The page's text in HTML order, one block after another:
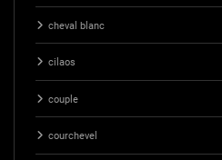
cheval blanc
cilaos
couple
courchevel